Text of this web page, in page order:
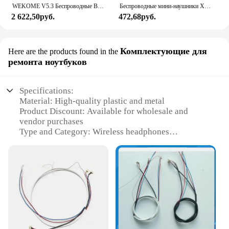
2 622,50руб. 472,68руб.
Here are the products found in the Комплектующие для
ремонта ноутбуков
Specifications:
Material: High-quality plastic and metal
Product Discount: Available for wholesale and
vendor purchases
Type and Category: Wireless headphones
Usage and Purpose: Ideal for music enthusiasts
seeking uninterrupted audio
Typical Adaptive Scenario: Perfect for use at home,
in the office, or on-the-go
Shape or Size or Weight or Quantity: Lightweight,
comfortable fit with adjustable ear cups
Performance and Property: Advanced Bluetooth